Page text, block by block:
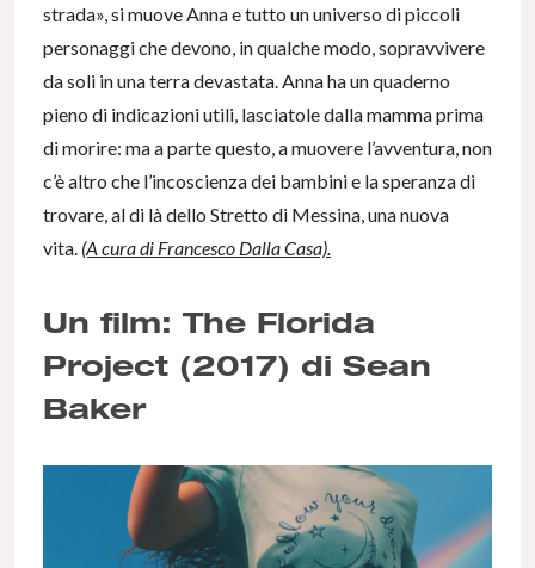
strada», si muove Anna e tutto un universo di piccoli
personaggi che devono, in qualche modo, sopravvivere
da soli in una terra devastata. Anna ha un quaderno
pieno di indicazioni utili, lasciatole dalla mamma prima
di morire: ma a parte questo, a muovere l’avventura, non
c’è altro che l’incoscienza dei bambini e la speranza di
trovare, al di là dello Stretto di Messina, una nuova
vita. (A cura di Francesco Dalla Casa).
Un film: The Florida
Project (2017) di Sean
Baker